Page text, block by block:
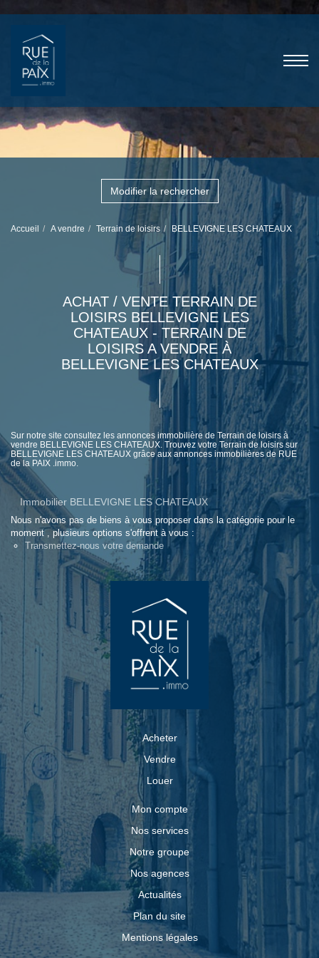
Modifier la rechercher
Accueil A vendre Terrain de loisirs BELLEVIGNE LES CHATEAUX
ACHAT / VENTE TERRAIN DE
LOISIRS BELLEVIGNE LES
CHATEAUX - TERRAIN DE
LOISIRS A VENDRE À
BELLEVIGNE LES CHATEAUX
Sur notre site consultez les annonces immobilière de Terrain de loisirs à
vendre BELLEVIGNE LES CHATEAUX. Trouvez votre Terrain de loisirs sur
BELLEVIGNE LES CHATEAUX grâce aux annonces immobilières de RUE
de la PAIX .immo.
Immobilier BELLEVIGNE LES CHATEAUX
Nous n'avons pas de biens à vous proposer dans la catégorie pour le
moment , plusieurs options s'offrent à vous :
Transmettez-nous votre demande
Acheter
Vendre
Louer
Mon compte
Nos services
Notre groupe
Nos agences
Actualités
Plan du site
Mentions légales